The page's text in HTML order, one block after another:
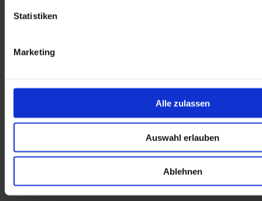
Statistiken
Marketing
Alle zulassen
Auswahl erlauben
Ablehnen
23.07.2026 11:58 Uhr
17.11.2025 14:05 Uhr